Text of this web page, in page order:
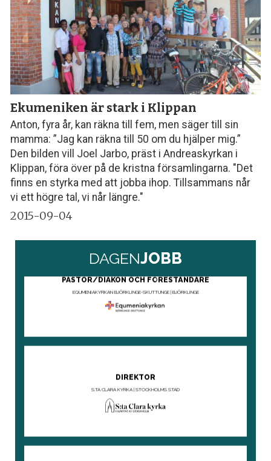
Ekumeniken är stark i Klippan
Anton, fyra år, kan räkna till fem, men säger till sin
mamma: ”Jag kan räkna till 50 om du hjälper mig.”
Den bilden vill Joel Jarbo, präst i Andreaskyrkan i
Klippan, föra över på de kristna församlingarna. "Det
finns en styrka med att jobba ihop. Tillsammans når
vi ett högre tal, vi når längre."
2015-09-04